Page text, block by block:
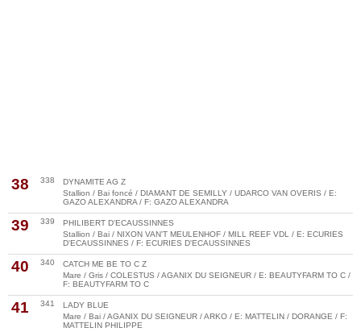
38 338
DYNAMITE AG Z
Stallion / Bai foncé / DIAMANT DE SEMILLY / UDARCO VAN OVERIS / E:
GAZO ALEXANDRA / F: GAZO ALEXANDRA
39 339
PHILIBERT D'ECAUSSINNES
Stallion / Bai / NIXON VAN'T MEULENHOF / MILL REEF VDL / E: ECURIES
D'ECAUSSINNES / F: ECURIES D'ECAUSSINNES
40 340
CATCH ME BE TO C Z
Mare / Gris / COLESTUS / AGANIX DU SEIGNEUR / E: BEAUTYFARM TO C /
F: BEAUTYFARM TO C
41 341
LADY BLUE
Mare / Bai / AGANIX DU SEIGNEUR / ARKO / E: MATTELIN / DORANGE / F:
MATTELIN PHILIPPE